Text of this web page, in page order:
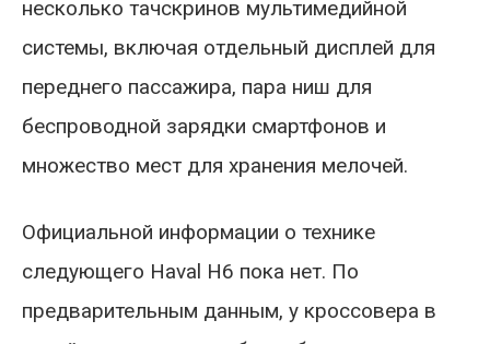
несколько тачскринов мультимедийной
системы, включая отдельный дисплей для
переднего пассажира, пара ниш для
беспроводной зарядки смартфонов и
множество мест для хранения мелочей.
Официальной информации о технике
следующего Haval H6 пока нет. По
предварительным данным, у кроссовера в